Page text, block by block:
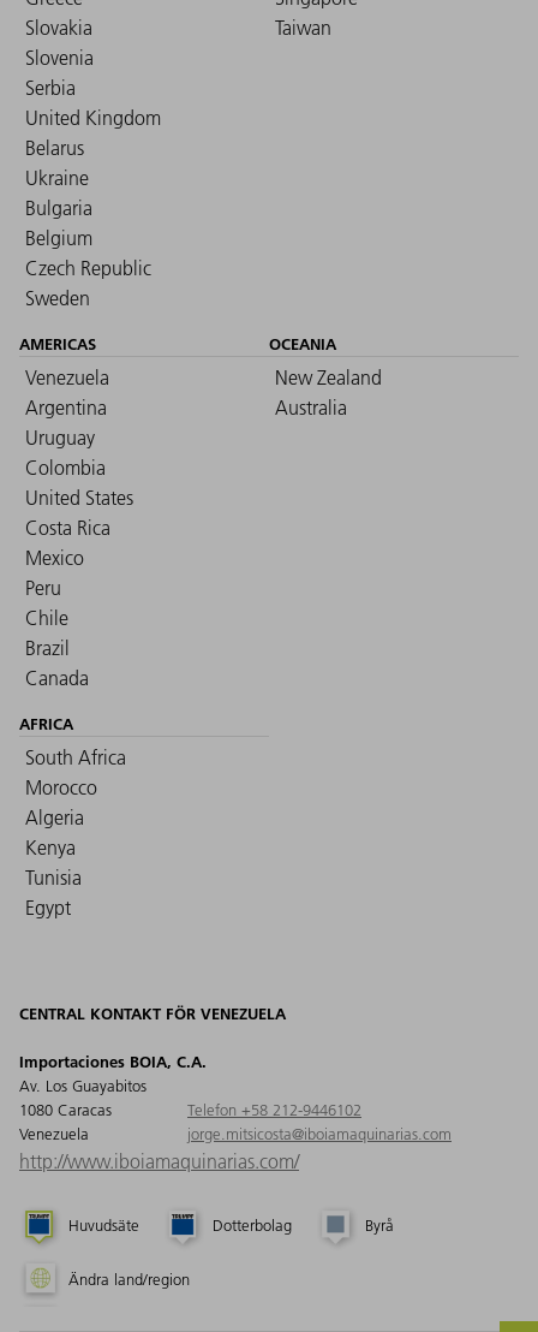
Slovakia
Slovenia
Serbia
United Kingdom
Belarus
Ukraine
Bulgaria
Belgium
Czech Republic
Sweden
Taiwan
AMERICAS
Venezuela
Argentina
Uruguay
Colombia
United States
Costa Rica
Mexico
Peru
Chile
Brazil
Canada
OCEANIA
New Zealand
Australia
AFRICA
South Africa
Morocco
Algeria
Kenya
Tunisia
Egypt
CENTRAL KONTAKT FÖR VENEZUELA
Importaciones BOIA, C.A.
Av. Los Guayabitos
1080 Caracas
Venezuela
Telefon +58 212-9446102
jorge.mitsicosta@iboiamaquinarias.com
http://www.iboiamaquinarias.com/
Huvudsäte Dotterbolag Byrå
Ändra land/region